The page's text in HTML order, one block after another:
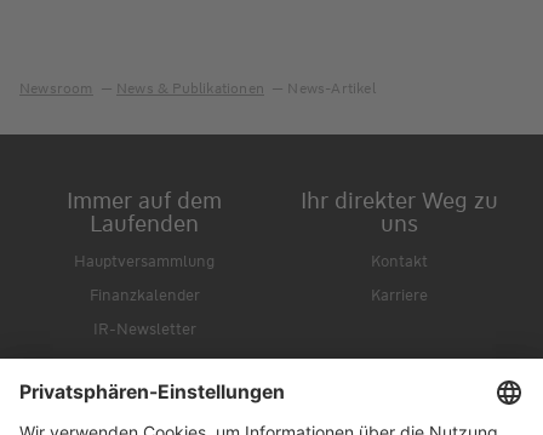
Newsroom News & Publikationen News-Artikel
Immer auf dem
Laufenden
Hauptversammlung
Finanzkalender
IR-Newsletter
Ihr direkter Weg zu
uns
Kontakt
Karriere